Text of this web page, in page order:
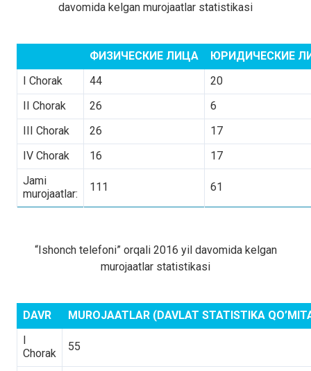
davomida kelgan murojaatlar statistikasi
ФИЗИЧЕСКИЕ ЛИЦА
ЮРИДИЧЕСКИЕ
I Chorak
44
20
II Chorak
26
6
III Chorak
26
17
IV Chorak
16
17
Jami
murojaatlar:
111 61
“Ishonch telefoni” orqali 2016 yil davomida kelgan
murojaatlar statistikasi
DAVR
MUROJAATLAR (DAVLAT STATISTIKA
I
Chorak
55